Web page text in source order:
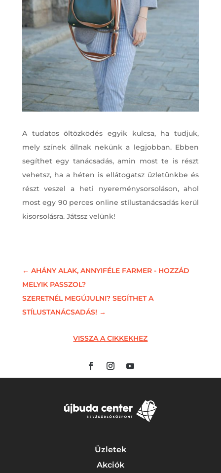
A tudatos öltözködés egyik kulcsa, ha tudjuk,
mely színek állnak nekünk a legjobban. Ebben
segíthet egy tanácsadás, amin most te is részt
vehetsz, ha a héten is ellátogatsz üzletünkbe és
részt veszel a heti nyereménysorsoláson, ahol
most egy 90 perces online stílustanácsadás kerül
kisorsolásra. Játssz velünk!
← AHÁNY ALAK, ANNYIFÉLE FARMER - HOZZÁD
MELYIK PASSZOL?
SZERETNÉL MEGÚJULNI? SEGÍTHET A
STÍLUSTANÁCSADÁS! →
VISSZA A CIKKEKHEZ
Üzletek
Akciók